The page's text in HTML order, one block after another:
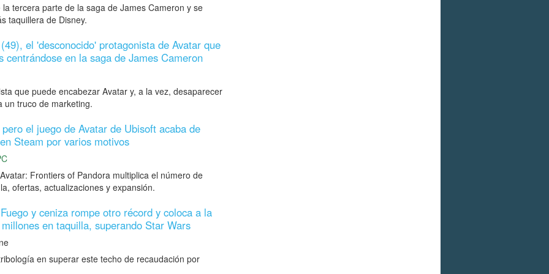
tercera parte de la saga de James Cameron y se
taquillera de Disney.
el 'desconocido' protagonista de Avatar que
centrándose en la saga de James Cameron
que puede encabezar Avatar y, a la vez, desaparecer
un truco de marketing.
el juego de Avatar de Ubisoft acaba de
Steam por varios motivos
Frontiers of Pandora multiplica el número de
ofertas, actualizaciones y expansión.
y ceniza rompe otro récord y coloca a la
en taquilla, superando Star Wars
en superar este techo de recaudación por